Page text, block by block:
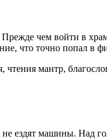
чем войти в
что точно попал в
мантр,
ездят машины. Над